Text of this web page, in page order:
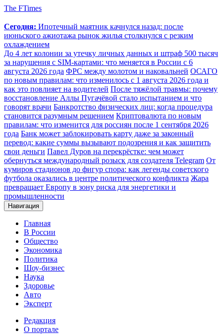
The FTimes
Сегодня: Ипотечный маятник качнулся назад: после
июньского ажиотажа рынок жилья столкнулся с резким
охлаждением
До 4 лет колонии за утечку личных данных и штраф 500 тысяч
за нарушения с SIM-картами: что меняется в России с 6
августа 2026 года ФРС между молотом и наковальней ОСАГО
по новым правилам: что изменилось с 1 августа 2026 года и
как это повлияет на водителей После тяжёлой травмы: почему
восстановление Аллы Пугачёвой стало испытанием и что
говорят врачи Банкротство физических лиц: когда процедура
становится разумным решением Криптовалюта по новым
правилам: что изменится для россиян после 1 сентября 2026
года Банк может заблокировать карту даже за законный
перевод: какие суммы вызывают подозрения и как защитить
свои деньги Павел Дуров на перекрёстке: чем может
обернуться международный розыск для создателя Telegram От
кумиров стадионов до фигур спора: как легенды советского
футбола оказались в центре политического конфликта Жара
превращает Европу в зону риска для энергетики и
промышленности
Навигация
Главная
В России
Общество
Экономика
Политика
Шоу-бизнес
Наука
Здоровье
Авто
Эксперт
Редакция
О портале